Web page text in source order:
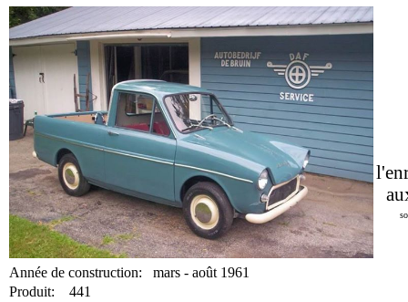
Année de construction: mars - août 1961
Produit: 441